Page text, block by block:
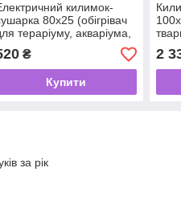
килимок-
80х25 (обігрівач
тераріуму, акваріума,
для квітів) 40 Вт
₴
Купити
2
за рік